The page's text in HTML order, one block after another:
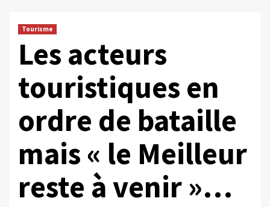
Tourisme
Les acteurs
touristiques en
ordre de bataille
mais « le Meilleur
reste à venir »…